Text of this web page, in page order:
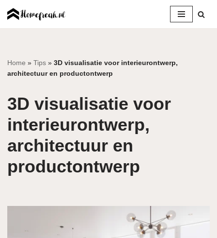
inhoud
Home » Tips » 3D visualisatie voor interieurontwerp,
architectuur en productontwerp
3D visualisatie voor
interieurontwerp,
architectuur en
productontwerp